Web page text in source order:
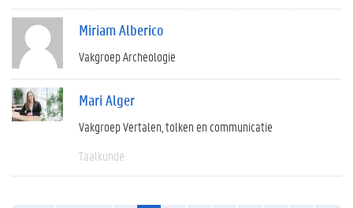
Miriam Alberico
Vakgroep Archeologie
Mari Alger
Vakgroep Vertalen, tolken en communicatie
Taalkunde